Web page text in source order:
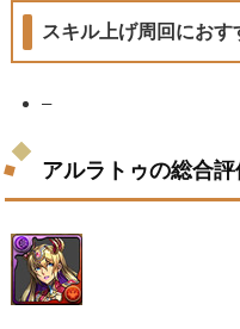
スキル上げ周回にお
–
アルラトゥの総合評